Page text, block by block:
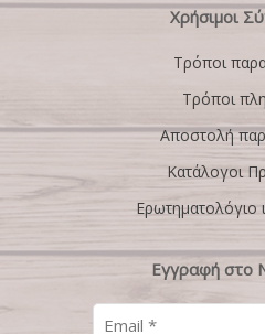
Χρήσιμοι
Τρόποι
Τρόποι
Αποστολή
Κατάλογοι
Ερωτηματολόγιο
Εγγραφή στο